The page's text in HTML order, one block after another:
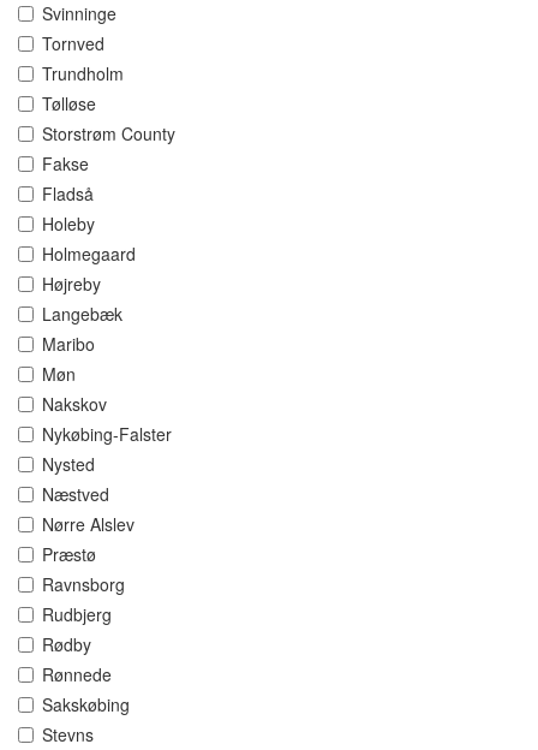
Svinninge
Tornved
Trundholm
Tølløse
Storstrøm County
Fakse
Fladså
Holeby
Holmegaard
Højreby
Langebæk
Maribo
Møn
Nakskov
Nykøbing-Falster
Nysted
Næstved
Nørre Alslev
Præstø
Ravnsborg
Rudbjerg
Rødby
Rønnede
Sakskøbing
Stevns